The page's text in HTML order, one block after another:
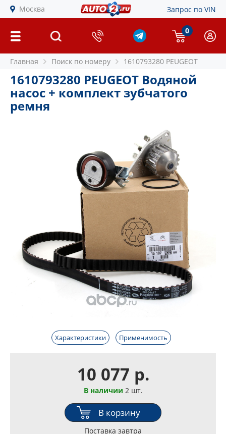
Москва Запрос по VIN
0
Главная Поиск по номеру 1610793280 PEUGEOT
1610793280 PEUGEOT Водяной
насос + комплект зубчатого
ремня
Характеристики Применимость
10 077 р.
В наличии 2 шт.
В корзину
Поставка завтра